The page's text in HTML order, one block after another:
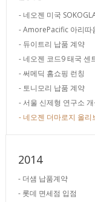
- 네오젠 미국
- AmorePacific 아리따
- 듀이트리 납품 계약
- 네오젠 코드9 태국 센
- 써메딕 홈쇼핑 런칭
- 토니모리 납품 계약
- 서울 신제형 연구소 개
- 네오젠 더마로지 올리
2014
- 더샘 납품계약
- 롯데 면세점 입점